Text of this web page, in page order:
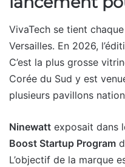
VivaTech se tient
Versailles. En 2026,
C’est la plus grosse
Corée du Sud y est
plusieurs pavillons
Ninewatt exposait dans
Boost Startup Program
L’objectif de la marque